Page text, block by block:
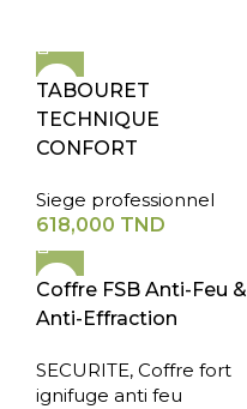
TABOURET
TECHNIQUE
CONFORT
Siege professionnel
618,000 TND
Coffre FSB Anti-Feu &
Anti-Effraction
SECURITE, Coffre fort
ignifuge anti feu